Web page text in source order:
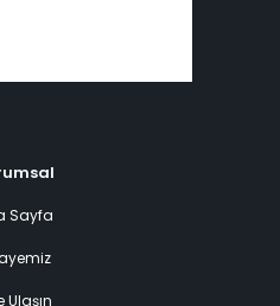
Sayfa
Ulaşın